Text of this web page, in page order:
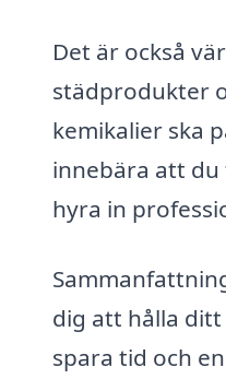
Det är också
städprodukter
kemikalier ska
innebära att
hyra in
dig att hålla
spara tid och